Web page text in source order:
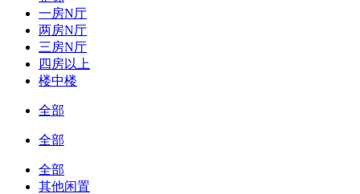
一房N厅
两房N厅
三房N厅
四房以上
楼中楼
全部
全部
全部
其他闲置